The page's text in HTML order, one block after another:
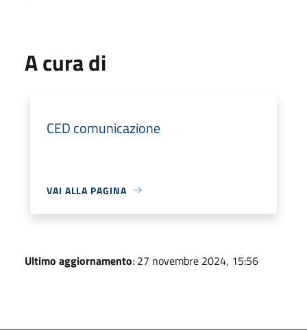
A cura di
CED comunicazione
VAI ALLA PAGINA
Ultimo aggiornamento: 27 novembre 2024, 15:56